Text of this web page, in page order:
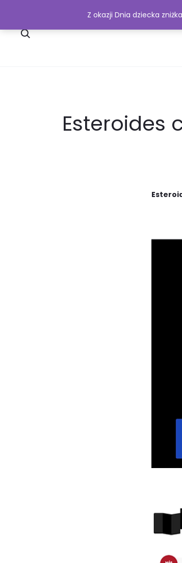
Esteroides
Z okazji Dnia dziecka